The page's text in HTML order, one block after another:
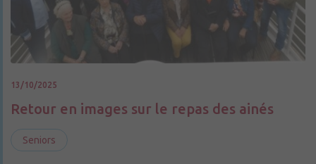
13/10/2025
Retour en images sur le repas des ainés
Seniors